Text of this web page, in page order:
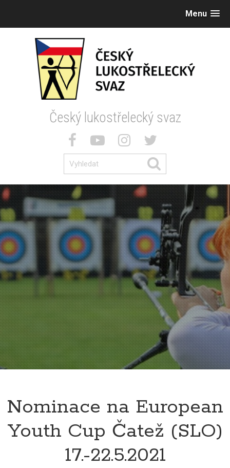
Menu
Český lukostřelecký svaz
Nominace na European
Youth Cup Čatež (SLO)
17.-22.5.2021